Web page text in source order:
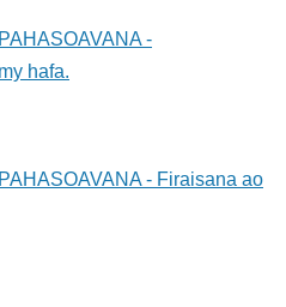
-
hafa.
- Firaisana ao